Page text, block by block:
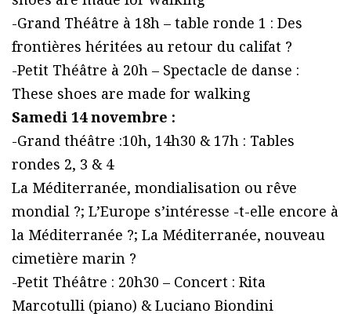
-Grand Théâtre à 18h – table ronde 1 : Des
frontières héritées au retour du califat ?
-Petit Théâtre à 20h – Spectacle de danse :
These shoes are made for walking
Samedi 14 novembre :
-Grand théâtre :10h, 14h30 & 17h : Tables
rondes 2, 3 & 4
La Méditerranée, mondialisation ou rêve
mondial ?; L’Europe s’intéresse -t-elle encore à
la Méditerranée ?; La Méditerranée, nouveau
cimetière marin ?
-Petit Théâtre : 20h30 – Concert : Rita
Marcotulli (piano) & Luciano Biondini